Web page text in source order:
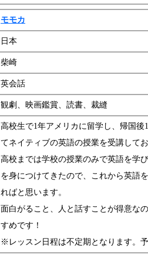
モモカ
日本
柴崎
英会話
観劇、映画鑑賞、読書、裁縫
高校生で1年アメリカに留学し、帰国後
てネイティブの英語の授業を受講してお
高校までは学校の授業のみで英語を学
を身につけてきたので、これから英語
ればと思います。
面白がること、人と話すことが得意な
すめです！
※レッスン日程は不定期となります。予